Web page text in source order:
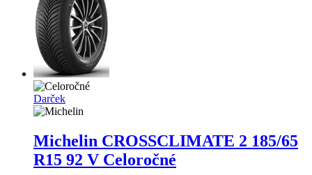
Darček
Michelin CROSSCLIMATE 2 185/65
R15 92 V Celoročné